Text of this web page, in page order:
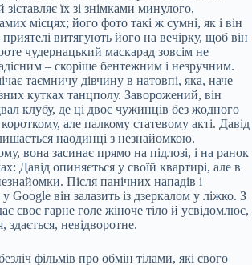
зіставляє їх зі знімками минулого,
місцях; його фото такі ж сумні, як і він
витягують його на вечірку, щоб він
чудернацький маскарад зовсім не
– скоріше бентежним і незручним.
таємничу дівчину в натовпі, яка, наче
кутках танцполу. Заворожений, він
клубу, де ці двоє чужинців без жодного
але палкому статевому акті. Давід
наодинці з незнайомкою.
вона засинає прямо на підлозі, і на ранок
Давід опиняється у своїй квартирі, але в
незнайомки. Після панічних нападів і
Google він залазить із дзеркалом у ліжко. З
своє гарне голе жіноче тіло й усвідомлює,
невідворотне.
фільмів про обмін тілами, які свого